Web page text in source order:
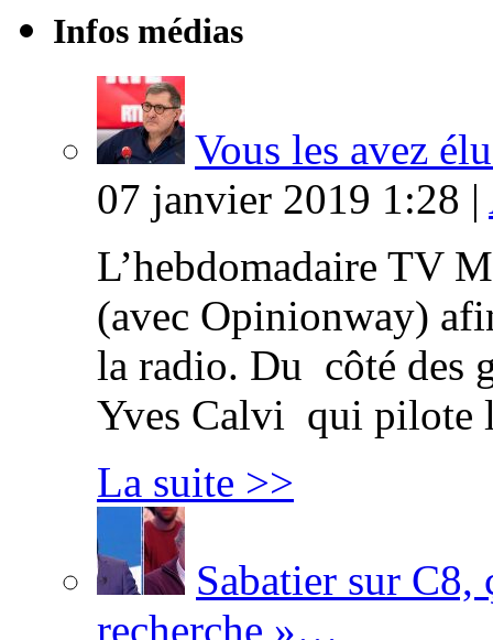
Infos médias
Vous les avez
07 janvier 2019 1:28 |
L’hebdomadaire TV
(avec Opinionway)
la radio. Du côté des
Yves Calvi qui
La suite >>
Sabatier sur C8,
recherche »…